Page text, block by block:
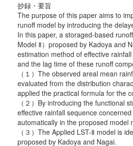
抄録・要旨
The purpose of this paper aims to
runoff model by introducing the
In this paper, a storaged-based
Model Ⅱ）proposed by Kadoya and
estimation method of effective
and the lag time of these runoff
（１）The observed areal mean
evaluated from the distribution
applied the practical formula for the
（２）By introducing the functional
effective rainfall sequence
automatically in the proposed model
（３）The Applied LST-Ⅱ model is
proposed by Kadoya and Nagai.